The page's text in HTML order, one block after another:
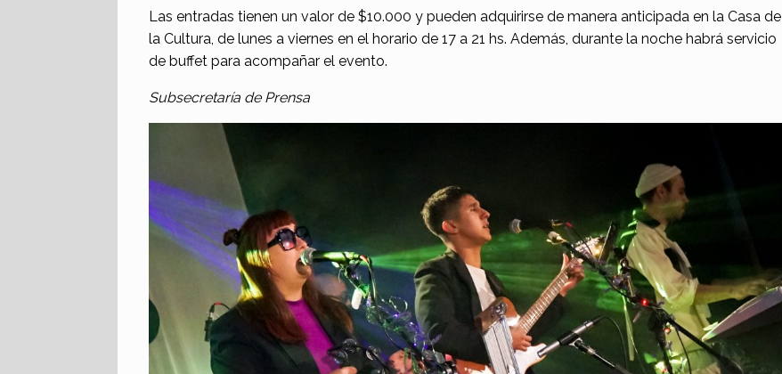
Las entradas tienen un valor de $10.000 y pueden adquirirse de manera anticipada en la Casa de
la Cultura, de lunes a viernes en el horario de 17 a 21 hs. Además, durante la noche habrá servicio
de buffet para acompañar el evento.
Subsecretaría de Prensa